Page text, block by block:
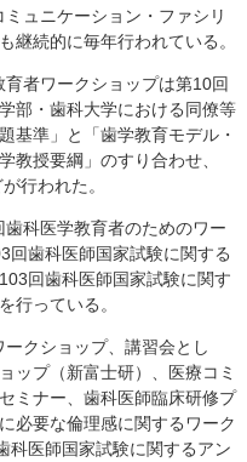
ュニケーション・ファシリ
継続的に毎年行われている。
者ワークショップは第10回
部・歯科大学における同僚等
基準」と「歯学教育モデル・
教授要綱」のすり合わせ、
行われた。
科医学教育者のためのワー
回歯科医師国家試験に関する
回歯科医師国家試験に関す
行っている。
クショップ、講習会とし
ップ（新富士研）、医療コミ
ミナー、歯科医師臨床研修プ
必要な倫理感に関するワーク
科医師国家試験に関するアン